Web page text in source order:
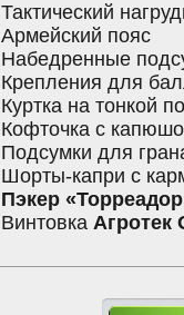
Тактический
Армейский пояс
Набедренные
Крепления для
Куртка на тонкой
Кофточка с
Подсумки для
Шорты-капри с
Пэкер
Винтовка Агротек